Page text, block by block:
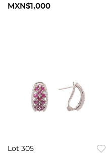
MXN$1,000
Lot 305